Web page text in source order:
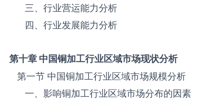
三、行业营运能力分析
四、行业发展能力分析
第十章 中国铜加工行业区域市场现状分析
第一节 中国‌‌‌‌‌‌‌铜加工‌‌‌‌‌‌‌‌‌‌‌‌‌‌‌‌‌‌‌行业区域市场规模分析
一、影响‌‌‌‌‌‌‌铜加工‌‌‌‌‌‌‌‌‌‌‌‌‌‌‌‌‌‌‌行业区域市场分布的因素